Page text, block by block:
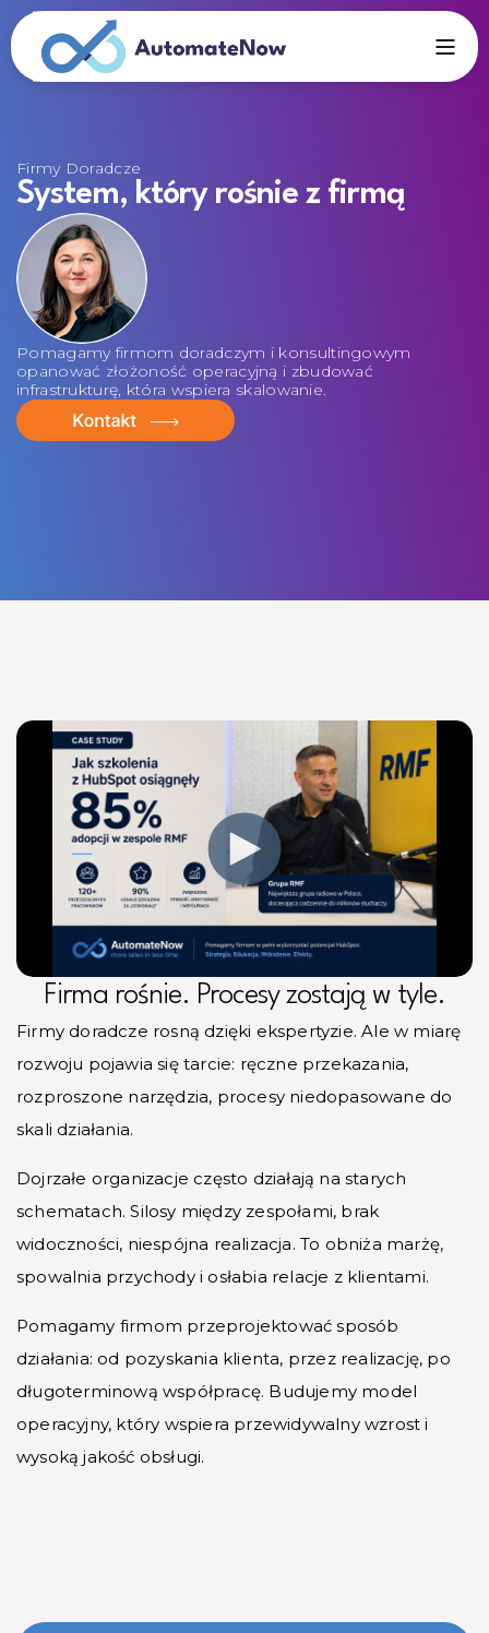
Firmy Doradcze
System, który rośnie z firmą
Pomagamy firmom doradczym i konsultingowym
opanować złożoność operacyjną i zbudować
infrastrukturę, która wspiera skalowanie.
Firma rośnie. Procesy zostają w tyle.
Firmy doradcze rosną dzięki ekspertyzie. Ale w miarę
rozwoju pojawia się tarcie: ręczne przekazania,
rozproszone narzędzia, procesy niedopasowane do
skali działania.
Dojrzałe organizacje często działają na starych
schematach. Silosy między zespołami, brak
widoczności, niespójna realizacja. To obniża marżę,
spowalnia przychody i osłabia relacje z klientami.
Pomagamy firmom przeprojektować sposób
działania: od pozyskania klienta, przez realizację, po
długoterminową współpracę. Budujemy model
operacyjny, który wspiera przewidywalny wzrost i
wysoką jakość obsługi.